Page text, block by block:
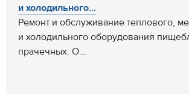
и холодильного...
Ремонт и обслуживание теплового,
и холодильного оборудования
прачечных. О...